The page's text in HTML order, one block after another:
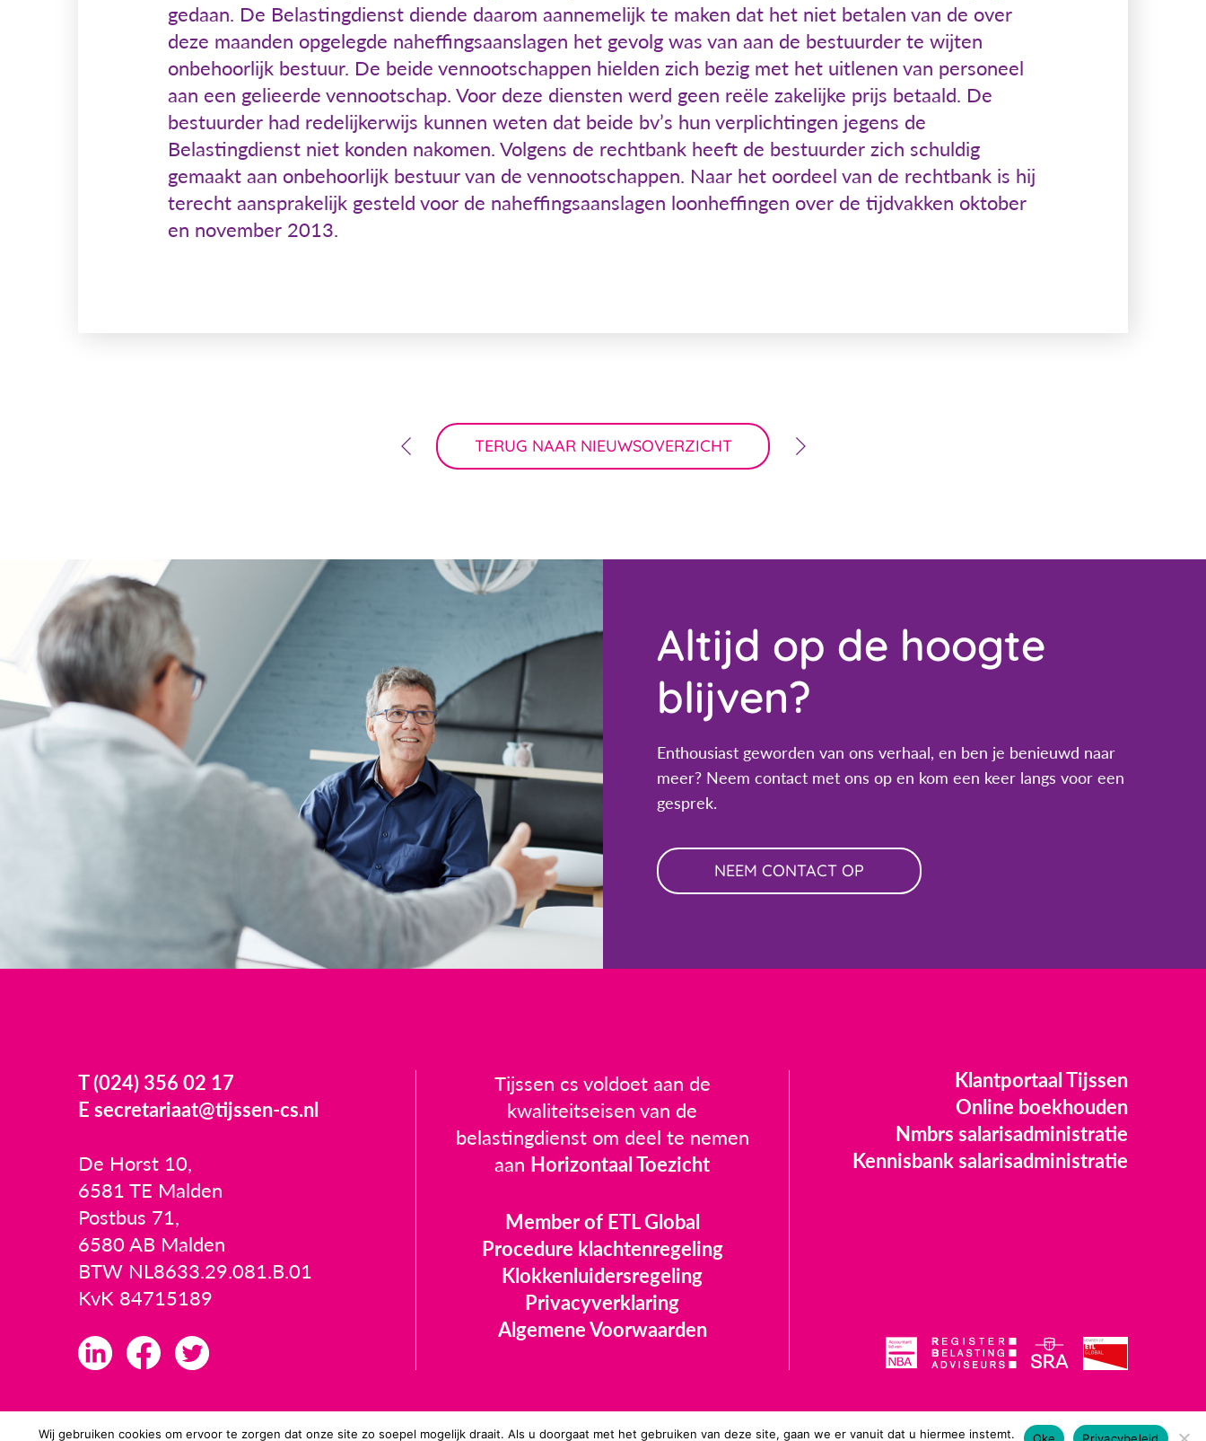
gedaan. De Belastingdienst diende daarom aannemelijk te maken dat het niet betalen van de over
deze maanden opgelegde naheffingsaanslagen het gevolg was van aan de bestuurder te wijten
onbehoorlijk bestuur. De beide vennootschappen hielden zich bezig met het uitlenen van personeel
aan een gelieerde vennootschap. Voor deze diensten werd geen reële zakelijke prijs betaald. De
bestuurder had redelijkerwijs kunnen weten dat beide bv’s hun verplichtingen jegens de
Belastingdienst niet konden nakomen. Volgens de rechtbank heeft de bestuurder zich schuldig
gemaakt aan onbehoorlijk bestuur van de vennootschappen. Naar het oordeel van de rechtbank is hij
terecht aansprakelijk gesteld voor de naheffingsaanslagen loonheffingen over de tijdvakken oktober
en november 2013.
TERUG NAAR NIEUWSOVERZICHT
Altijd op de hoogte
blijven?
Enthousiast geworden van ons verhaal, en ben je benieuwd naar
meer? Neem contact met ons op en kom een keer langs voor een
gesprek.
NEEM CONTACT OP
T (024) 356 02 17
E secretariaat@tijssen-cs.nl
De Horst 10,
6581 TE Malden
Postbus 71,
6580 AB Malden
BTW NL8633.29.081.B.01
KvK 84715189
Tijssen cs voldoet aan de
kwaliteitseisen van de
belastingdienst om deel te nemen
aan Horizontaal Toezicht
Member of ETL Global
Procedure klachtenregeling
Klokkenluidersregeling
Privacyverklaring
Algemene Voorwaarden
Klantportaal Tijssen
Online boekhouden
Nmbrs salarisadministratie
Kennisbank salarisadministratie
Wij gebruiken cookies om ervoor te zorgen dat onze site zo soepel mogelijk draait. Als u doorgaat met het gebruiken van deze site, gaan we er vanuit dat u hiermee instemt. Oke Privacybeleid